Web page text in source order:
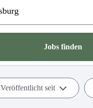
Jobs finden
Veröffentlicht seit